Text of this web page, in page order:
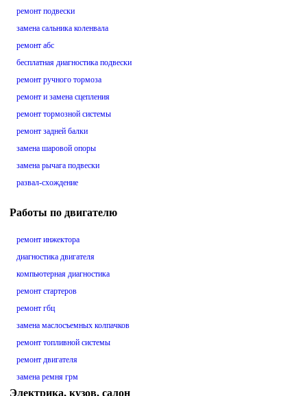
ремонт подвески
замена сальника коленвала
ремонт абс
бесплатная диагностика подвески
ремонт ручного тормоза
ремонт и замена сцепления
ремонт тормозной системы
ремонт задней балки
замена шаровой опоры
замена рычага подвески
развал-схождение
Работы по двигателю
ремонт инжектора
диагностика двигателя
компьютерная диагностика
ремонт стартеров
ремонт гбц
замена маслосъемных колпачков
ремонт топливной системы
ремонт двигателя
замена ремня грм
Электрика, кузов, салон